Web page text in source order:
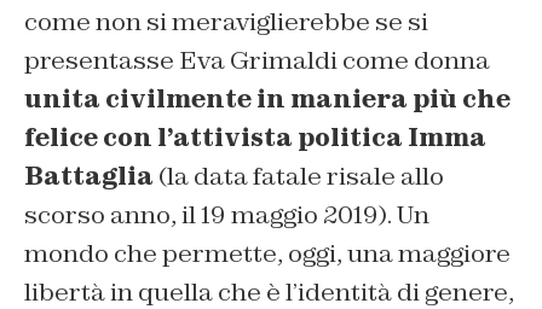
come non si meraviglierebbe se si
presentasse Eva Grimaldi come donna
unita civilmente in maniera più che
felice con l’attivista politica Imma
Battaglia (la data fatale risale allo
scorso anno, il 19 maggio 2019). Un
mondo che permette, oggi, una maggiore
libertà in quella che è l’identità di genere,